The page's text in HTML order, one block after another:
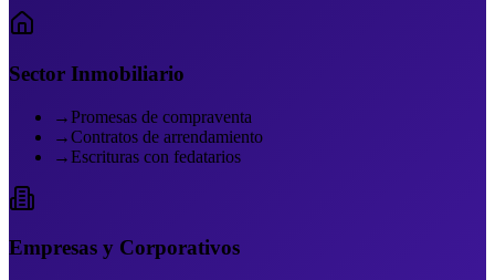
Sector Inmobiliario
→Promesas de compraventa
→Contratos de arrendamiento
→Escrituras con fedatarios
Empresas y Corporativos